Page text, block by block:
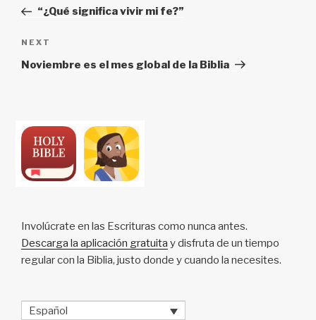
Post“¿Qué significa vivir mi fe?”
Next
Post
NEXT
Noviembre es el mes global de la Biblia
Involúcrate en las Escrituras como nunca antes.
Descarga la aplicación gratuita y disfruta de un tiempo
regular con la Biblia, justo donde y cuando la necesites.
Español